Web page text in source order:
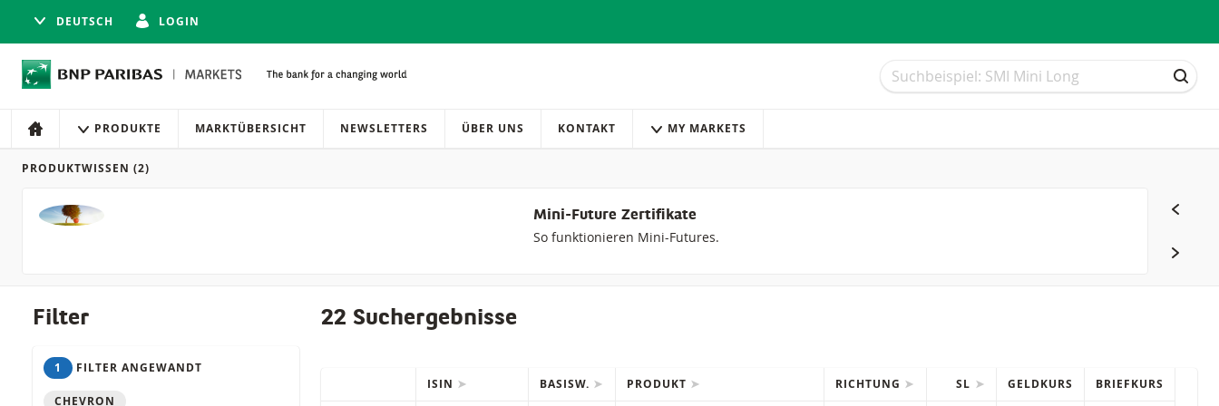
DEUTSCH LOGIN
Suche
Suche
Navigation
Seitennavigation
HOME PRODUKTE MARKTÜBERSICHT NEWSLETTERS ÜBER UNS KONTAKT MY MARKETS
Produkte
PRODUKTWISSEN (2)
Mini-Future Zertifikate
So funktionieren Mini-Futures.
Filter
1 FILTER ANGEWANDT
CHEVRON
22 Suchergebnisse
QUICK ACTIONS
ISIN BASISW. PRODUKT RICHTUNG SL GELDKURS BRIEFKURS